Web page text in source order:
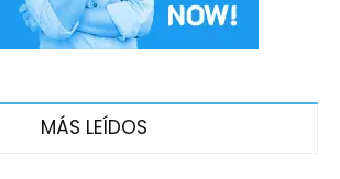
MÁS LEÍDOS